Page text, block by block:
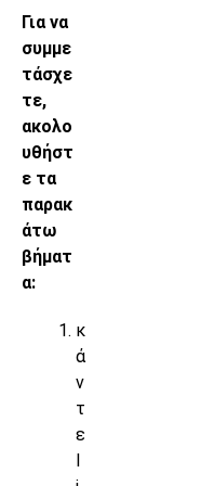
Για να
συμμε
τάσχε
τε,
ακολο
υθήστ
ε τα
παρακ
άτω
βήματ
α:
κ
ά
ν
τ
ε
l